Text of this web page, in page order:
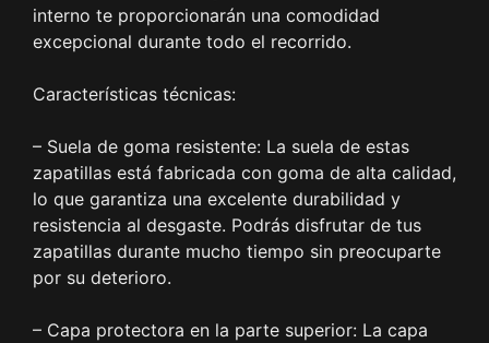
interno te proporcionarán una comodidad
excepcional durante todo el recorrido.
Características técnicas:
– Suela de goma resistente: La suela de estas
zapatillas está fabricada con goma de alta calidad,
lo que garantiza una excelente durabilidad y
resistencia al desgaste. Podrás disfrutar de tus
zapatillas durante mucho tiempo sin preocuparte
por su deterioro.
– Capa protectora en la parte superior: La capa